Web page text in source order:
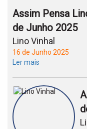
Assim Pensa
de Junho 2025
Lino Vinhal
16 de Junho 2025
Ler mais